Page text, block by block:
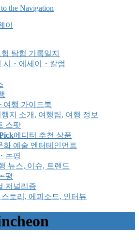
the Navigation
이
험 탐험 기록일지
시・에세이・칼럼
여행 가이드북
행지 소개, 여행팁, 여행 정보
스팟
에디터 추천 상품
화 예술 엔터테인먼트
논평
뉴스, 이슈, 트렌드
평
저널리즘
토리, 에피소드, 인터뷰